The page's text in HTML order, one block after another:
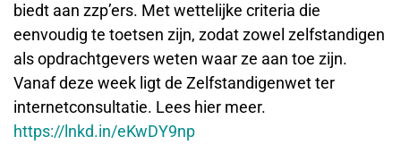
biedt aan zzp’ers. Met wettelijke criteria die
eenvoudig te toetsen zijn, zodat zowel zelfstandigen
als opdrachtgevers weten waar ze aan toe zijn.
Vanaf deze week ligt de Zelfstandigenwet ter
internetconsultatie. Lees hier meer.
https://lnkd.in/eKwDY9np